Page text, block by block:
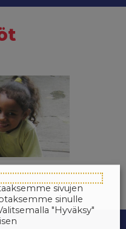
sivujen
sinulle
"Hyväksy"